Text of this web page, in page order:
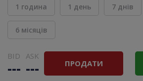
1 година 1 день 7 днів
6 місяців
BID
---
ASK
--- ПРОДАТИ